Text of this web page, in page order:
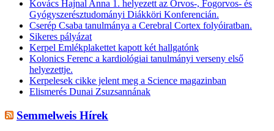
Kovács Hajnal Anna 1. helyezett az Orvos-, Fogorvos- és
Gyógyszerésztudományi Diákköri Konferencián.
Cserép Csaba tanulmánya a Cerebral Cortex folyóiratban.
Sikeres pályázat
Kerpel Emlékplakettet kapott két hallgatónk
Kolonics Ferenc a kardiológiai tanulmányi verseny első
helyezettje.
Kerpelesek cikke jelent meg a Science magazinban
Elismerés Dunai Zsuzsannának
Semmelweis Hírek